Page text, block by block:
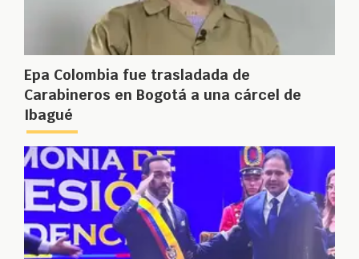
Epa Colombia fue trasladada de
Carabineros en Bogotá a una cárcel de
Ibagué